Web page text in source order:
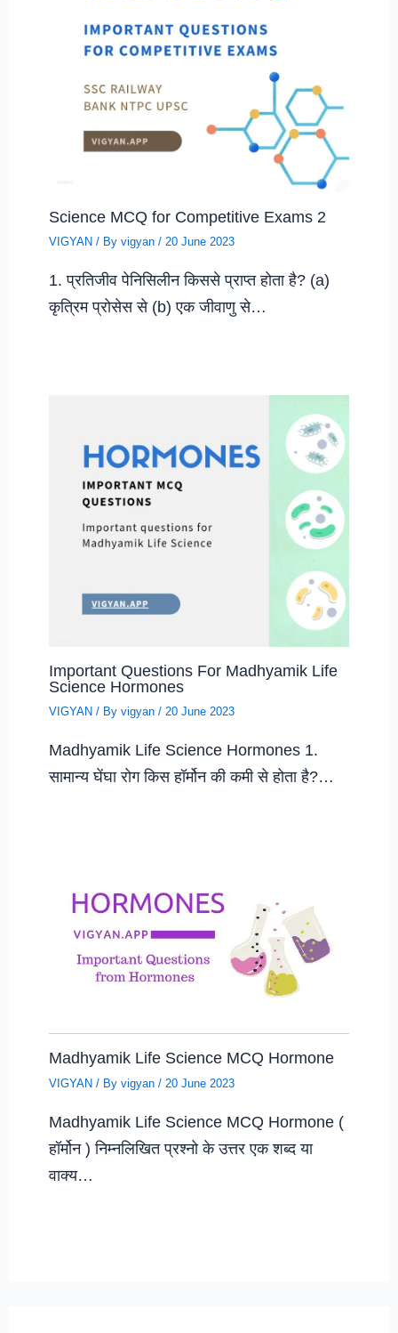
Science MCQ for Competitive Exams 2
VIGYAN / Byvigyan/ 20 June 2023
1. प्रतिजीव पेनिसिलीन किससे प्राप्त होता है? (a)
कृत्रिम प्रोसेस से (b) एक जीवाणु से…
Important Questions For Madhyamik Life
Science Hormones
VIGYAN / Byvigyan/20 June 2023
Madhyamik Life Science Hormones 1.
सामान्य घेंघा रोग किस हॉर्मोन की कमी से होता है?…
Madhyamik Life Science MCQ Hormone
VIGYAN / Byvigyan/ 20 June 2023
Madhyamik Life Science MCQ Hormone (
हॉर्मोन ) निम्नलिखित प्रश्नो के उत्तर एक शब्द या
वाक्य…